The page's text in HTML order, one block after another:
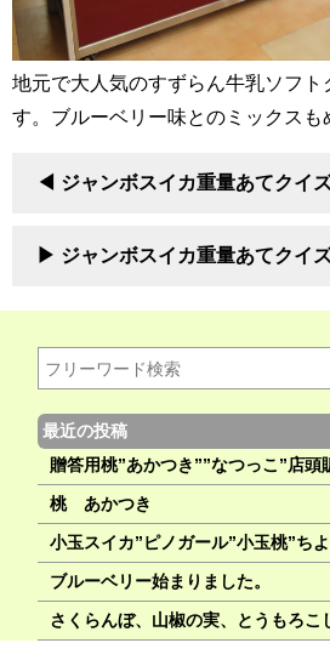
地元で大人気のすずらん牛乳ソフト
す。ブルーベリー味とのミックスも
ジャンボスイカ重量あてクイ
ジャンボスイカ重量あてクイ
最近の投稿
贈答用桃”あかつき””なつっこ”店頭
桃 あかつき
小玉スイカ”ピノガール”小玉桃”ち
ブルーベリー始まりました。
さくらんぼ、山椒の実、とうもろこ